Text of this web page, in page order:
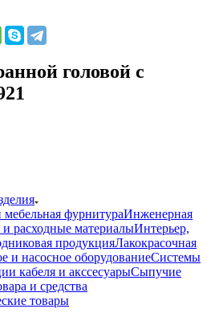
головой с
фурнитураИнженерная
расходные материалыИнтерьер,
продукцияЛакокрасочная
и насосное оборудованиеСистемы
кабеля и акссесуарыСыпучие
и средства
товары